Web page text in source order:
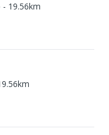
- 19.56km